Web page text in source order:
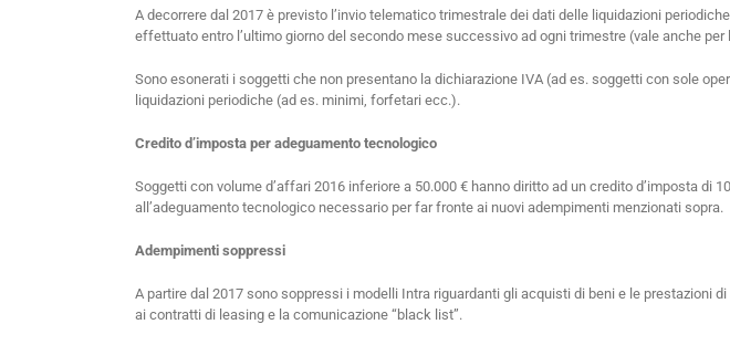
A decorrere dal 2017 è previsto l’invio telematico trimestrale dei dati delle liquidazioni
effettuato entro l’ultimo giorno del secondo mese successivo ad ogni trimestre (vale anche
Sono esonerati i soggetti che non presentano la dichiarazione IVA (ad es. soggetti con sole
liquidazioni periodiche (ad es. minimi, forfetari ecc.).
Credito d’imposta per adeguamento tecnologico
Soggetti con volume d’affari 2016 inferiore a 50.000 € hanno diritto ad un credito d’imposta di
all’adeguamento tecnologico necessario per far fronte ai nuovi adempimenti menzionati sopra.
Adempimenti soppressi
A partire dal 2017 sono soppressi i modelli Intra riguardanti gli acquisti di beni e le prestazioni
ai contratti di leasing e la comunicazione “black list”.